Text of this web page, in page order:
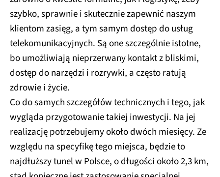
szybko, sprawnie i skutecznie zapewnić naszym
klientom zasięg, a tym samym dostęp do usług
telekomunikacyjnych. Są one szczególnie istotne,
bo umożliwiają nieprzerwany kontakt z bliskimi,
dostęp do narzędzi i rozrywki, a często ratują
zdrowie i życie.
Co do samych szczegółów technicznych i tego, jak
wygląda przygotowanie takiej inwestycji. Na jej
realizację potrzebujemy około dwóch miesięcy. Ze
względu na specyfikę tego miejsca, będzie to
najdłuższy tunel w Polsce, o długości około 2,3 km,